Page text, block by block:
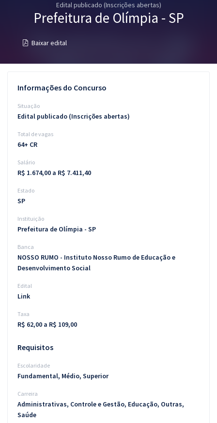
Conteúdo gratuito
Aprovados
Edital publicado (Inscrições abertas)
Prefeitura de Olímpia - SP
Baixar edital
Informações do Concurso
Situação
Edital publicado (Inscrições abertas)
Total de vagas
64+ CR
Salário
R$ 1.674,00 a R$ 7.411,40
Estado
SP
Instituição
Prefeitura de Olímpia - SP
Banca
NOSSO RUMO - Instituto Nosso Rumo de Educação e
Desenvolvimento Social
Edital
Link
Taxa
R$ 62,00 a R$ 109,00
Requisitos
Escolaridade
Fundamental, Médio, Superior
Carreira
Administrativas, Controle e Gestão, Educação, Outras,
Saúde